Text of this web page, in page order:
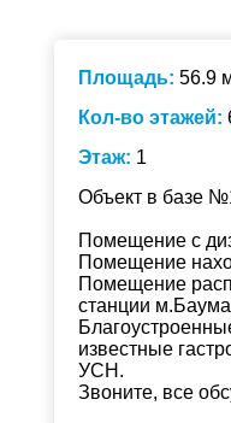
Площадь: 56.9
Кол-во этажей:
Этаж: 1
Объект в базе
Помещение с
Помещение
Помещение
станции
известные
УСН.
Звоните, все